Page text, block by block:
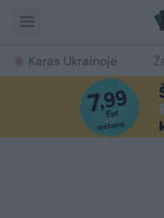
Karas Ukrainoje